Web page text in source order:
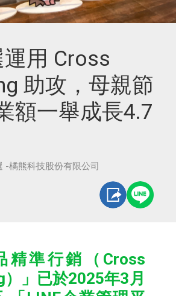
運用 Cross
助攻，母親節
額一舉成長4.7
-橘熊科技股份有限公司
精準行銷（Cross
」已於2025年3月